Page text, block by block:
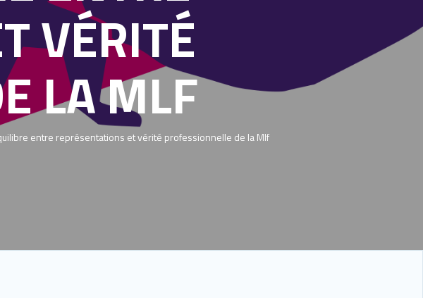
VÉRITÉ
LA MLF
entre représentations et vérité professionnelle de la Mlf